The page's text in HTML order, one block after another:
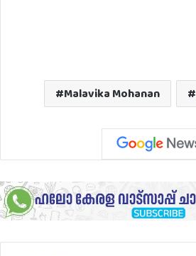
Malavika Mohanan